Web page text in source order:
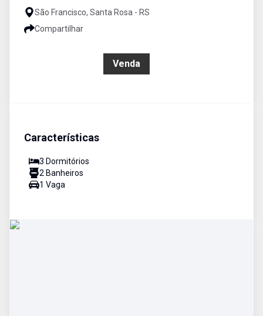
São Francisco, Santa Rosa - RS
Compartilhar
Venda
Características
3 Dormitórios
2 Banheiros
1 Vaga